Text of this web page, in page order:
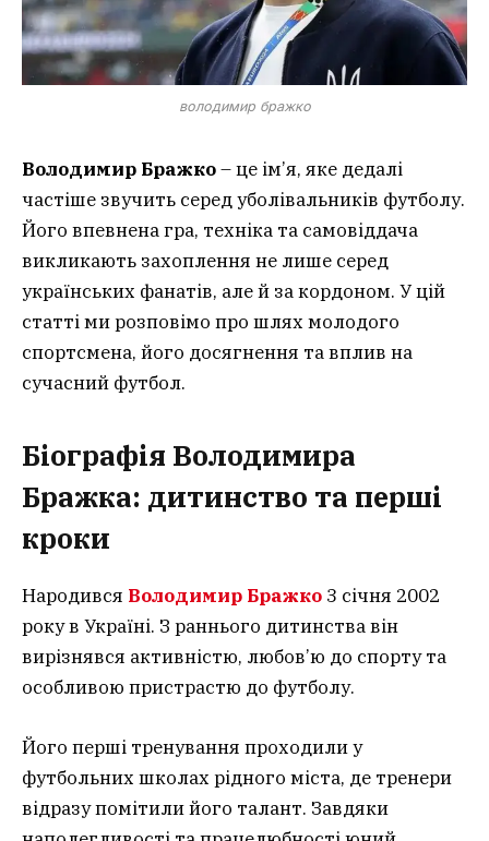
володимир бражко
Володимир Бражко– це ім’я, яке дедалі
частіше звучить серед уболівальників футболу.
Його впевнена гра, техніка та самовіддача
викликають захоплення не лише серед
українських фанатів, але й за кордоном. У цій
статті ми розповімо про шлях молодого
спортсмена, його досягнення та вплив на
сучасний футбол.
Біографія Володимира
Бражка: дитинство та перші
кроки
Народився Володимир Бражко 3 січня 2002
року в Україні. З раннього дитинства він
вирізнявся активністю, любов’ю до спорту та
особливою пристрастю до футболу.
Його перші тренування проходили у
футбольних школах рідного міста, де тренери
відразу помітили його талант. Завдяки